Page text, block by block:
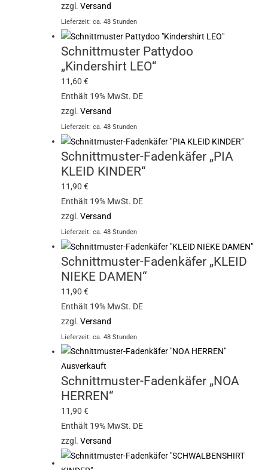
zzgl.Versand
Lieferzeit: ca. 48 Stunden
Schnittmuster Pattydoo
„Kindershirt LEO“
11,60€
Enthält 19% MwSt. DE
zzgl.Versand
Lieferzeit: ca. 48 Stunden
Schnittmuster-Fadenkäfer „PIA
KLEID KINDER“
11,90€
Enthält 19% MwSt. DE
zzgl.Versand
Lieferzeit: ca. 48 Stunden
Schnittmuster-Fadenkäfer „KLEID
NIEKE DAMEN“
11,90€
Enthält 19% MwSt. DE
zzgl.Versand
Lieferzeit: ca. 48 Stunden
Ausverkauft
Schnittmuster-Fadenkäfer „NOA
HERREN“
11,90€
Enthält 19% MwSt. DE
zzgl.Versand